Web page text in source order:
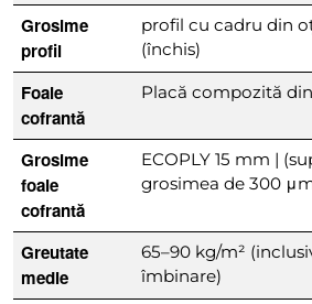
Grosime
profil
profil cu cadru din
(închis)
Foaie
cofrantă
Placă compozită
Grosime
foaie
cofrantă
ECOPLY 15 mm |
grosimea de 300
Greutate
medie
65–90 kg/m²
îmbinare)